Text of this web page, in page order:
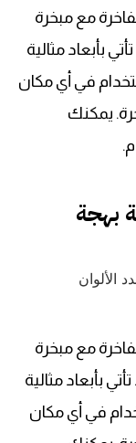
مع مبخرة
بأبعاد مثالية
في أي مكان
يمكنك
بهجة
مع مبخرة
بأبعاد مثالية
في أي مكان